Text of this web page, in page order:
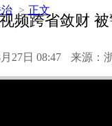
> 正文
频跨省敛财
27日 08:47 来源：